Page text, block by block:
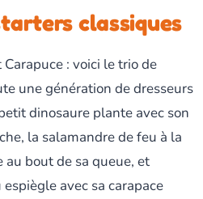
classiques
: voici le trio de
une génération de dresseurs
dinosaure plante avec son
la salamandre de feu à la
bout de sa queue, et
avec sa carapace